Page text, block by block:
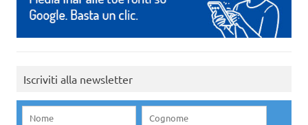
Iscriviti alla newsletter